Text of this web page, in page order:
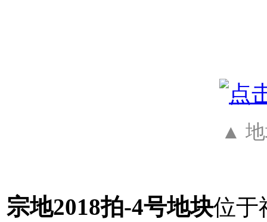
▲
宗地2018拍-4号地块位于